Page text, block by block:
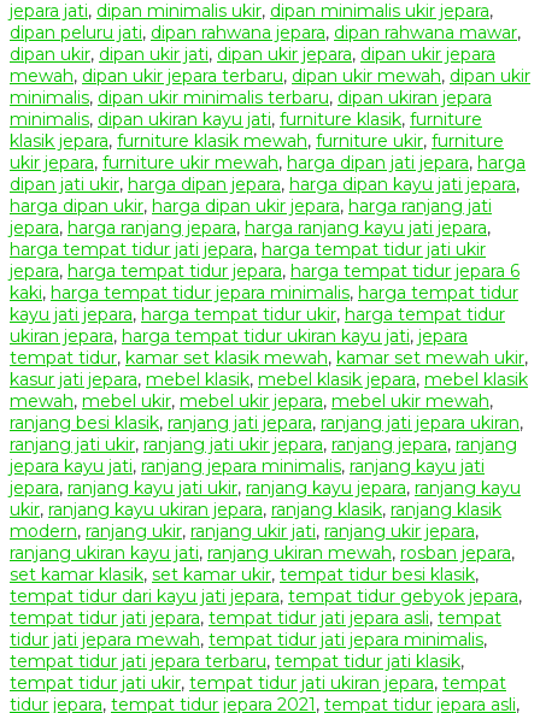
jepara jati, dipan minimalis ukir, dipan minimalis ukir jepara,
dipan peluru jati, dipan rahwana jepara, dipan rahwana mawar,
dipan ukir, dipan ukir jati, dipan ukir jepara, dipan ukir jepara
mewah, dipan ukir jepara terbaru, dipan ukir mewah, dipan ukir
minimalis, dipan ukir minimalis terbaru, dipan ukiran jepara
minimalis, dipan ukiran kayu jati, furniture klasik, furniture
klasik jepara, furniture klasik mewah, furniture ukir, furniture
ukir jepara, furniture ukir mewah, harga dipan jati jepara, harga
dipan jati ukir, harga dipan jepara, harga dipan kayu jati jepara,
harga dipan ukir, harga dipan ukir jepara, harga ranjang jati
jepara, harga ranjang jepara, harga ranjang kayu jati jepara,
harga tempat tidur jati jepara, harga tempat tidur jati ukir
jepara, harga tempat tidur jepara, harga tempat tidur jepara 6
kaki, harga tempat tidur jepara minimalis, harga tempat tidur
kayu jati jepara, harga tempat tidur ukir, harga tempat tidur
ukiran jepara, harga tempat tidur ukiran kayu jati, jepara
tempat tidur, kamar set klasik mewah, kamar set mewah ukir,
kasur jati jepara, mebel klasik, mebel klasik jepara, mebel klasik
mewah, mebel ukir, mebel ukir jepara, mebel ukir mewah,
ranjang besi klasik, ranjang jati jepara, ranjang jati jepara ukiran,
ranjang jati ukir, ranjang jati ukir jepara, ranjang jepara, ranjang
jepara kayu jati, ranjang jepara minimalis, ranjang kayu jati
jepara, ranjang kayu jati ukir, ranjang kayu jepara, ranjang kayu
ukir, ranjang kayu ukiran jepara, ranjang klasik, ranjang klasik
modern, ranjang ukir, ranjang ukir jati, ranjang ukir jepara,
ranjang ukiran kayu jati, ranjang ukiran mewah, rosban jepara,
set kamar klasik, set kamar ukir, tempat tidur besi klasik,
tempat tidur dari kayu jati jepara, tempat tidur gebyok jepara,
tempat tidur jati jepara, tempat tidur jati jepara asli, tempat
tidur jati jepara mewah, tempat tidur jati jepara minimalis,
tempat tidur jati jepara terbaru, tempat tidur jati klasik,
tempat tidur jati ukir, tempat tidur jati ukiran jepara, tempat
tidur jepara, tempat tidur jepara 2021 , tempat tidur jepara asli,